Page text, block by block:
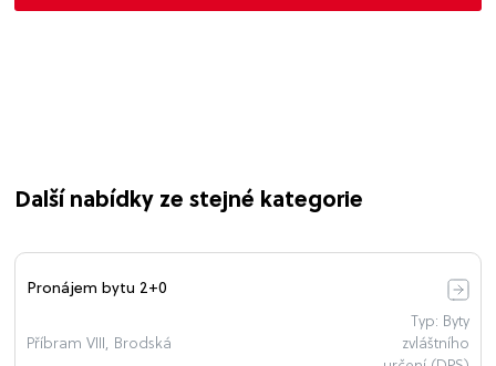
Další nabídky ze stejné kategorie
Pronájem bytu 2+0
Příbram VIII, Brodská
Typ: Byty
zvláštního